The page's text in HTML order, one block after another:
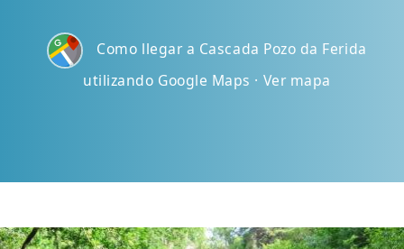
Como llegar a Cascada Pozo da Ferida
utilizando Google Maps · Ver mapa